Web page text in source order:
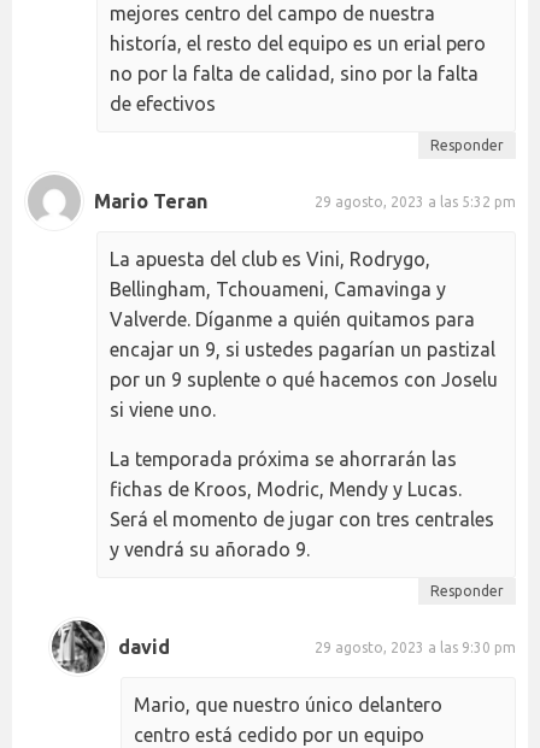
mejores centro del campo de nuestra
historía, el resto del equipo es un erial pero
no por la falta de calidad, sino por la falta
de efectivos
Responder
Mario Teran 29 agosto, 2023 a las 5:32 pm
La apuesta del club es Vini, Rodrygo,
Bellingham, Tchouameni, Camavinga y
Valverde. Díganme a quién quitamos para
encajar un 9, si ustedes pagarían un pastizal
por un 9 suplente o qué hacemos con Joselu
si viene uno.
La temporada próxima se ahorrarán las
fichas de Kroos, Modric, Mendy y Lucas.
Será el momento de jugar con tres centrales
y vendrá su añorado 9.
Responder
david 29 agosto, 2023 a las 9:30 pm
Mario, que nuestro único delantero
centro está cedido por un equipo